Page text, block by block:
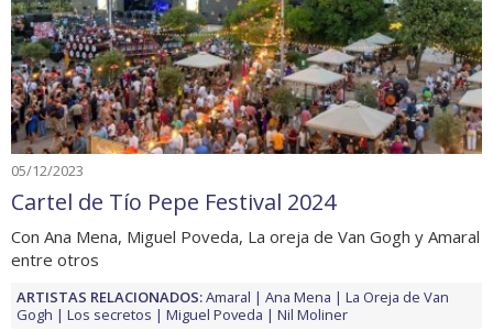
05/12/2023
Cartel de Tío Pepe Festival 2024
Con Ana Mena, Miguel Poveda, La oreja de Van Gogh y Amaral
entre otros
ARTISTAS RELACIONADOS:Amaral Ana Mena
La Oreja de Van
Gogh
Los secretos Miguel Poveda Nil Moliner